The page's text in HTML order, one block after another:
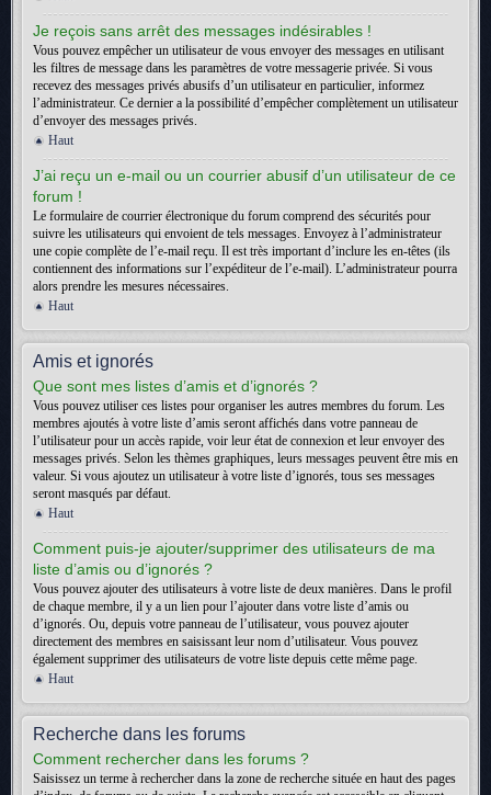
Je reçois sans arrêt des messages indésirables !
Vous pouvez empêcher un utilisateur de vous envoyer des messages en utilisant
les filtres de message dans les paramètres de votre messagerie privée. Si vous
recevez des messages privés abusifs d’un utilisateur en particulier, informez
l’administrateur. Ce dernier a la possibilité d’empêcher complètement un utilisateur
d’envoyer des messages privés.
Haut
J’ai reçu un e-mail ou un courrier abusif d’un utilisateur de ce
forum !
Le formulaire de courrier électronique du forum comprend des sécurités pour
suivre les utilisateurs qui envoient de tels messages. Envoyez à l’administrateur
une copie complète de l’e-mail reçu. Il est très important d’inclure les en-têtes (ils
contiennent des informations sur l’expéditeur de l’e-mail). L’administrateur pourra
alors prendre les mesures nécessaires.
Haut
Amis et ignorés
Que sont mes listes d’amis et d’ignorés ?
Vous pouvez utiliser ces listes pour organiser les autres membres du forum. Les
membres ajoutés à votre liste d’amis seront affichés dans votre panneau de
l’utilisateur pour un accès rapide, voir leur état de connexion et leur envoyer des
messages privés. Selon les thèmes graphiques, leurs messages peuvent être mis en
valeur. Si vous ajoutez un utilisateur à votre liste d’ignorés, tous ses messages
seront masqués par défaut.
Haut
Comment puis-je ajouter/supprimer des utilisateurs de ma
liste d’amis ou d’ignorés ?
Vous pouvez ajouter des utilisateurs à votre liste de deux manières. Dans le profil
de chaque membre, il y a un lien pour l’ajouter dans votre liste d’amis ou
d’ignorés. Ou, depuis votre panneau de l’utilisateur, vous pouvez ajouter
directement des membres en saisissant leur nom d’utilisateur. Vous pouvez
également supprimer des utilisateurs de votre liste depuis cette même page.
Haut
Recherche dans les forums
Comment rechercher dans les forums ?
Saisissez un terme à rechercher dans la zone de recherche située en haut des pages